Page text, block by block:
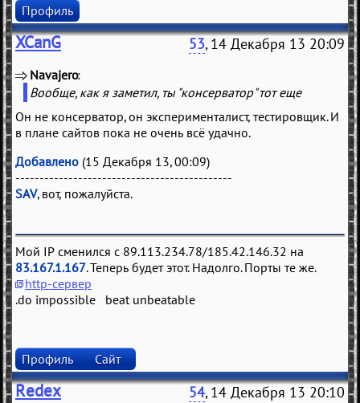
Профиль
XCanG 53, 14 Декабря 13 20:09
Navajero
Вообще, как я заметил, ты "консерватор" тот еще
Он не консерватор, он эксперименталист, тестировщик. И
в плане сайтов пока не очень всё удачно.
Добавлено (15 Декабря 13, 00:09)
---------------------------------------------
SAV, вот, пожалуйста.
Мой IP сменился с 89.113.234.78/185.42.146.32 на
83.167.1.167. Теперь будет этот. Надолго. Порты те же.
http-сервер
.do impossible beat unbeatable
Профиль Сайт
Redex 54, 14 Декабря 13 20:10